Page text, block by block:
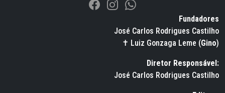
Fundadores
José Carlos Rodrigues Castilho
✝ Luiz Gonzaga Leme (Gino)
Diretor Responsável:
José Carlos Rodrigues Castilho